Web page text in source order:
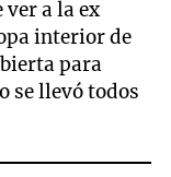
ver a la ex
interior de
para
se llevó todos